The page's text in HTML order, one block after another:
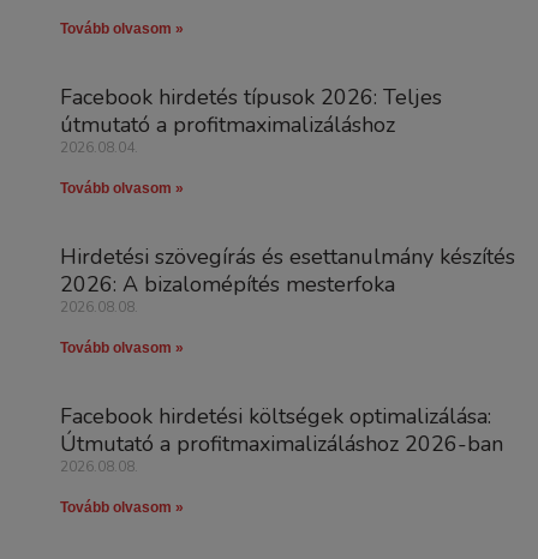
Tovább olvasom »
Facebook hirdetés típusok 2026: Teljes
útmutató a profitmaximalizáláshoz
2026.08.04.
Tovább olvasom »
Hirdetési szövegírás és esettanulmány készítés
2026: A bizalomépítés mesterfoka
2026.08.08.
Tovább olvasom »
Facebook hirdetési költségek optimalizálása:
Útmutató a profitmaximalizáláshoz 2026-ban
2026.08.08.
Tovább olvasom »